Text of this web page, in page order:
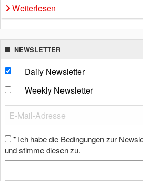
Weiterlesen
NEWSLETTER
Daily Newsletter
Weekly Newsletter
* Ich habe die Bedingungen zur
und stimme diesen zu.